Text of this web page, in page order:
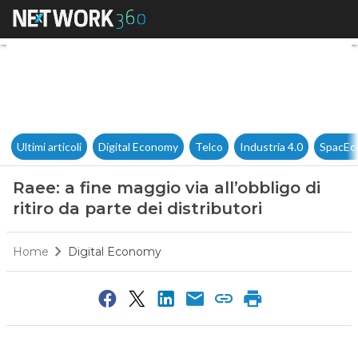
Raee: a fine maggio via
Ultimi articoli Digital Economy Telco Industria 4.0
Raee: a fine maggio via all’obbligo di
ritiro da parte dei distributori
Home Digital Economy